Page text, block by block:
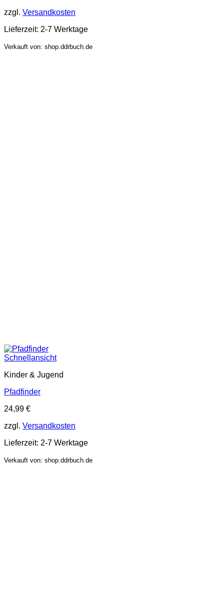
zzgl. Versandkosten
Lieferzeit: 2-7 Werktage
Verkauft von: shop.ddrbuch.de
Schnellansicht
Kinder & Jugend
Pfadfinder
24,99 €
zzgl. Versandkosten
Lieferzeit: 2-7 Werktage
Verkauft von: shop.ddrbuch.de